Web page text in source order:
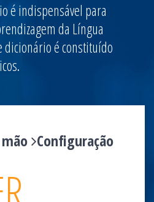
é indispensável para
da Língua
dicionário é constituído
Configuração